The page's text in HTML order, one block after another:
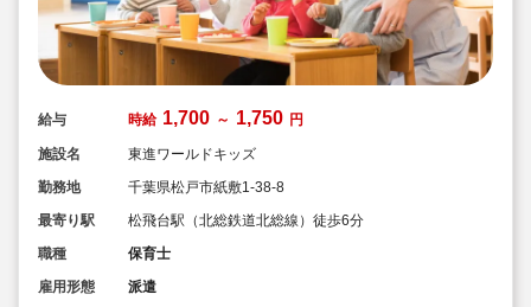
給与 時給 1,700 ～ 1,750 円
施設名
東進ワールドキッズ
勤務地
千葉県松戸市紙敷1-38-8
最寄り駅
松飛台駅（北総鉄道北総線）徒歩6分
職種
保育士
雇用形態
派遣